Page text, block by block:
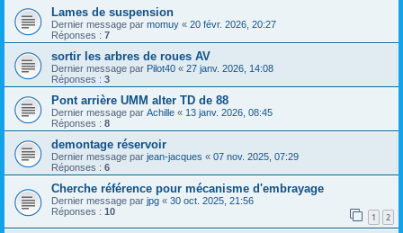
Lames de suspension
Dernier message par momuy « 20 févr. 2026, 20:27
Réponses : 7
sortir les arbres de roues AV
Dernier message par Pilot40 « 27 janv. 2026, 14:08
Réponses : 3
Pont arrière UMM alter TD de 88
Dernier message par Achille « 13 janv. 2026, 08:45
Réponses : 8
demontage réservoir
Dernier message par jean-jacques « 07 nov. 2025, 07:29
Réponses : 6
Cherche référence pour mécanisme d'embrayage
Dernier message par jpg « 30 oct. 2025, 21:56
Réponses : 10 1 2